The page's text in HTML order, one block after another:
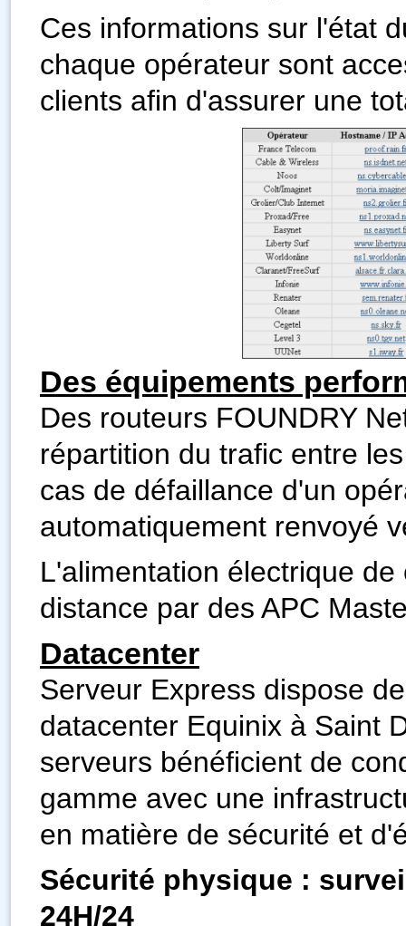
Ces informations sur l'état
chaque opérateur sont
clients afin d'assurer une
Des équipements
Des routeurs FOUNDRY
répartition du trafic entre
cas de défaillance d'un
automatiquement renvoyé
L'alimentation électrique
distance par des APC
Datacenter
Serveur Express dispose
datacenter Equinix à Saint
serveurs bénéficient de
gamme avec une
en matière de sécurité et
Sécurité physique :
24H/24